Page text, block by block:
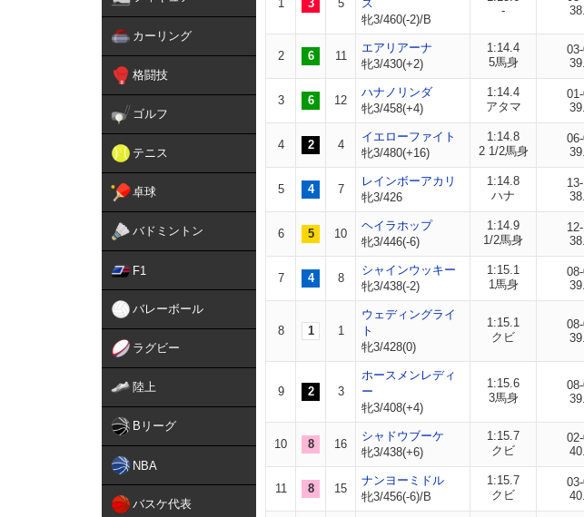
カーリング
格闘技
ゴルフ
テニス
卓球
バドミントン
F1
バレーボール
ラグビー
陸上
Bリーグ
NBA
バスケ代表
1 3 5
ス
牝3/460(-2)/B
-
2 6 11
エアリアーナ
牝3/430(+2)
1:14.4
5馬身
3 6 12
ハナノリンダ
牝3/458(+4)
1:14.4
アタマ
4 2 4
イエローファイト
牝3/480(+16)
1:14.8
2 1/2馬身
5 4 7
レインボーアカリ
牝3/426
1:14.8
ハナ
6 5 10
ヘイラホップ
牝3/446(-6)
1:14.9
1/2馬身
7 4 8
シャインウッキー
牝3/438(-2)
1:15.1
1馬身
8 1 1
ウェディングライ
ト
牝3/428(0)
1:15.1
クビ
9 2 3
ホースメンレディ
ー
牝3/408(+4)
1:15.6
3馬身
10 8 16
シャドウブーケ
牝3/438(+6)
1:15.7
クビ
11 8 15
ナンヨーミドル
牝3/456(-6)/B
1:15.7
クビ